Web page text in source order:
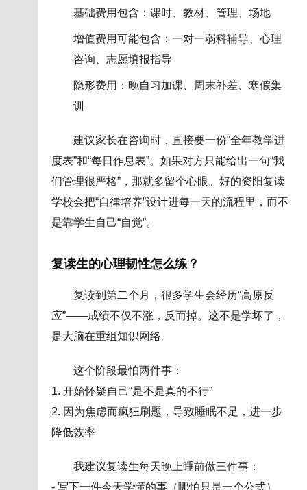
基础费用包含：课时、教材、管理、场地
增值费用可能包含：一对一弱科辅导、心理
咨询、志愿填报指导
隐形费用：晚自习加课、周末补差、寒假集
训
建议家长在咨询时，直接要一份“全年教学进
度表”和“每日作息表”。如果对方只能给出一句“我
们管理很严格”，那就多留个心眼。好的资阳复读
学校会把“自律培养”设计进每一天的流程里，而不
是靠学生自己“自觉”。
复读生的心理韧性怎么练？
复读到第二个月，很多学生会经历“高原反
应”——成绩不仅不涨，反而掉。这不是学坏了，
是大脑在重组知识网络。
这个阶段最怕两件事：
1. 开始怀疑自己“是不是真的不行”
2. 因为焦虑而疯狂刷题，导致睡眠不足，进一步
降低效率
我建议复读生每天晚上睡前做三件事：
- 写下一件今天学懂的事（哪怕只是一个公式）